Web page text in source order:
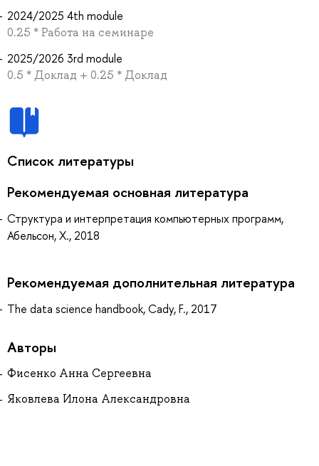
2024/2025 4th module
0.25 * Работа на семинаре
2025/2026 3rd module
0.5 * Доклад + 0.25 * Доклад
Список литературы
Рекомендуемая основная литература
Структура и интерпретация компьютерных программ,
Абельсон, Х., 2018
Рекомендуемая дополнительная литература
The data science handbook, Cady, F., 2017
Авторы
Фисенко Анна Сергеевна
Яковлева Илона Александровна